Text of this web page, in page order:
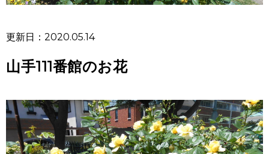
更新日：2020.05.14
山手111番館のお花